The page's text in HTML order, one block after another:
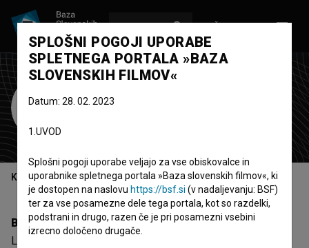
Luka Tomažič
Kazalo
Biografija
Luka Tomažič je asistent kamere in osvetljevalec.
SPLOŠNI POGOJI UPORABE
SPLETNEGA PORTALA »BAZA
SLOVENSKIH FILMOV«
Datum: 28. 02. 2023
1.UVOD
Splošni pogoji uporabe veljajo za vse obiskovalce in
uporabnike spletnega portala »Baza slovenskih filmov«, ki
je dostopen na naslovu https://bsf.si (v nadaljevanju: BSF)
ter za vse posamezne dele tega portala, kot so razdelki,
podstrani in drugo, razen če je pri posamezni vsebini
izrecno določeno drugače.